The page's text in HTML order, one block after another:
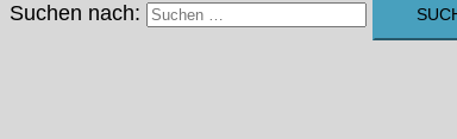
Suchen nach: